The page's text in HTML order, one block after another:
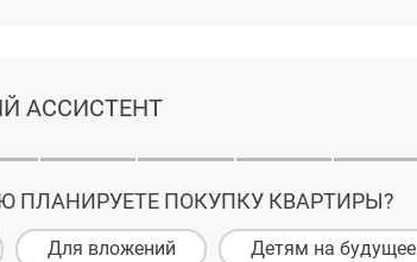
АССИСТЕНТ
ПЛАНИРУЕТЕ ПОКУПКУ КВАРТИРЫ?
Для вложений Детям на будущее